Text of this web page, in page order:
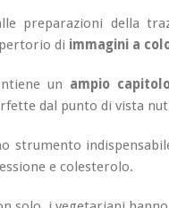
preparazioni della
di immagini a
un ampio
dal punto di vista
strumento
e colesterolo.